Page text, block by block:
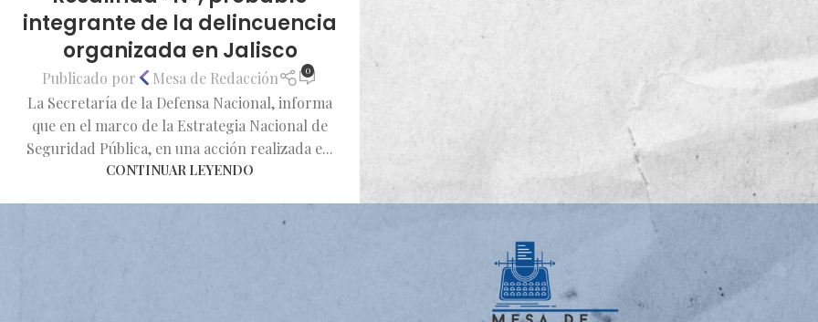
integrante de la delincuencia
organizada en Jalisco
Publicado por Mesa de Redacción 0
La Secretaría de la Defensa Nacional, informa
que en el marco de la Estrategia Nacional de
Seguridad Pública, en una acción realizada e...
CONTINUAR LEYENDO